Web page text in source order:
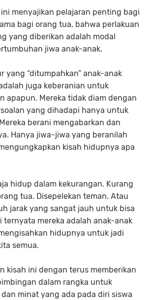
ini menyajikan pelajaran penting bagi
bagi orang tua, bahwa perlakuan
yang diberikan adalah modal
jiwa anak-anak.
yang “ditumpahkan” anak-anak
juga keberanian untuk
apapun. Mereka tidak diam dengan
yang dihadapi hanya untuk
berani mengabarkan dan
Hanya jiwa-jiwa yang beranilah
kisah hidupnya apa
hidup dalam kekurangan. Kurang
tua. Disepelekan teman. Atau
jarak yang sangat jauh untuk bisa
ternyata mereka adalah anak-anak
hidupnya untuk jadi
semua.
kisah ini dengan terus memberikan
dalam rangka untuk
minat yang ada pada diri siswa